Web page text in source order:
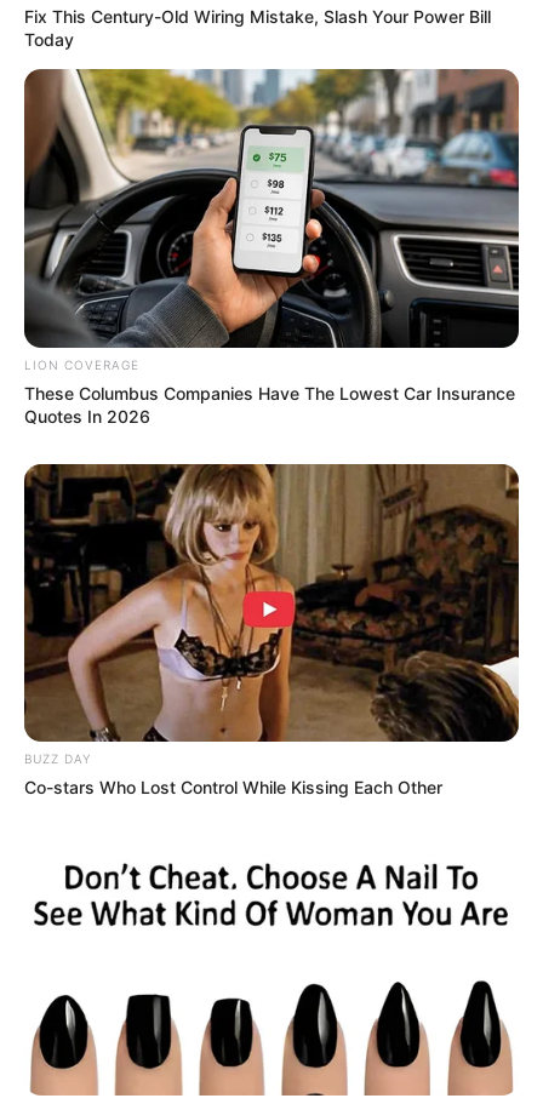
ROOM30
Remember Albert? You Better Sit Down Before You
See Him Today
BUZZ DAY
This Video Always Makes You Laugh, You Go Back
And Watch Again
BUZZ DAY
Fix This Century-Old Wiring Mistake, Slash Your Power Bill
Today
LION COVERAGE
These Columbus Companies Have The Lowest Car Insurance
Quotes In 2026
BUZZ DAY
Co-stars Who Lost Control While Kissing Each Other